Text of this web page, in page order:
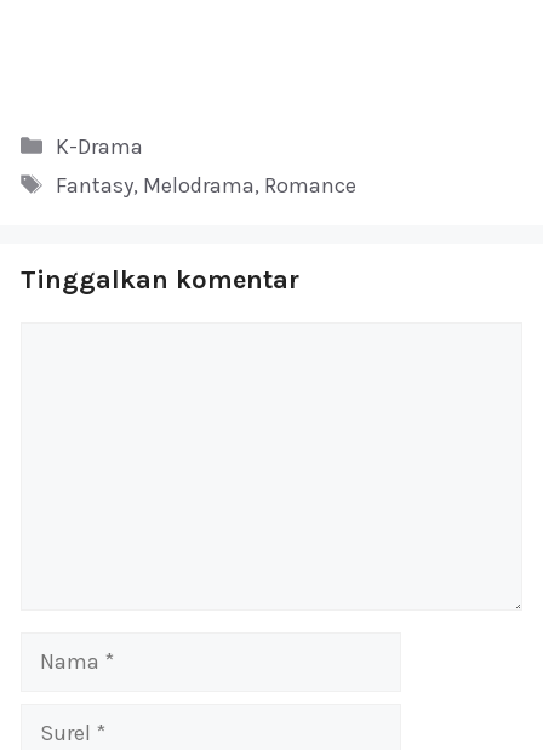
Kategori
K-Drama
Tag
Fantasy, Melodrama, Romance
Tinggalkan komentar
Nama
Surel